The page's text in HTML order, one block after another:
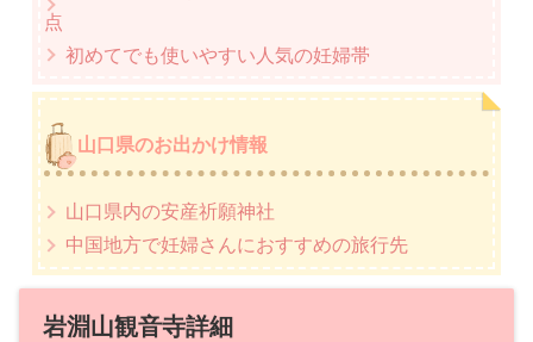
点
初めてでも使いやすい人気の妊婦帯
山口県のお出かけ情報
山口県内の安産祈願神社
中国地方で妊婦さんにおすすめの旅行先
岩淵山観音寺詳細